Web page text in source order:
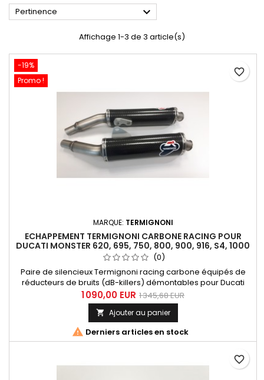
Pertinence 
Affichage 1-3 de 3 article(s)
-19%
Promo !
MARQUE: TERMIGNONI
ECHAPPEMENT TERMIGNONI CARBONE RACING POUR
DUCATI MONSTER 620, 695, 750, 800, 900, 916, S4, 1000
(0)
Paire de silencieux Termignoni racing carbone équipés de
réducteurs de bruits (dB-killers) démontables pour Ducati
Monster 620, 695, 750, 800, 900, 916 S4, 1000. Référence
Termignoni D061, référence Ducati 96007700B. Ce produit
n'est plus au catalogue Ducati mais il est stock chez Numéro
Uno et livrable sous 2-3 jours ouvrés après commande.
1 090,00 EUR 1 345,68 EUR
 Ajouter au panier
 Derniers articles en stock
favorite_border
favorite_border